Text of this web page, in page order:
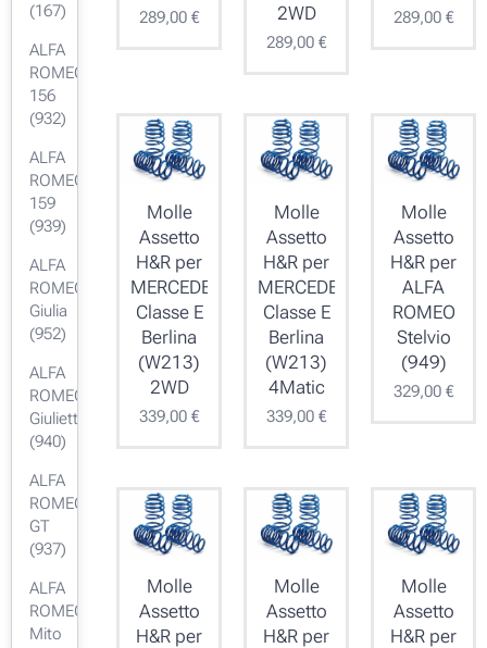
(167)
ALFA
ROMEO
156
(932)
ALFA
ROMEO
159
(939)
ALFA
ROMEO
Giulia
(952)
ALFA
ROMEO
Giulietta
(940)
ALFA
ROMEO
GT
(937)
ALFA
ROMEO
Mito
289,00€
2WD
289,00€
289,00€
Molle
Assetto
H&R per
MERCEDES
Classe E
Berlina
(W213)
2WD
339,00€
Molle
Assetto
H&R per
MERCEDES
Classe E
Berlina
(W213)
4Matic
339,00€
Molle
Assetto
H&R per
ALFA
ROMEO
Stelvio
(949)
329,00€
Molle
Assetto
H&R per
Molle
Assetto
H&R per
Molle
Assetto
H&R per